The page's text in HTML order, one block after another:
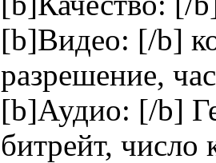
[b]Видео: [/b]
разрешение,
[b]Аудио: [/b]
битрейт, число